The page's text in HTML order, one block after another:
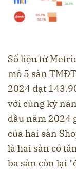
Số liệu từ
mô 5 sàn
2024 đạt
với cùng kỳ
đầu năm 2024
của hai sàn
là hai sàn có
ba sàn còn lại